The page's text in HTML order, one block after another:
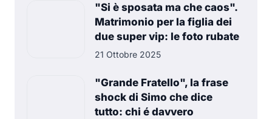
"Si è sposata ma che caos".
Matrimonio per la figlia dei
due super vip: le foto rubate
21 Ottobre 2025
"Grande Fratello", la frase
shock di Simo che dice
tutto: chi é davvero